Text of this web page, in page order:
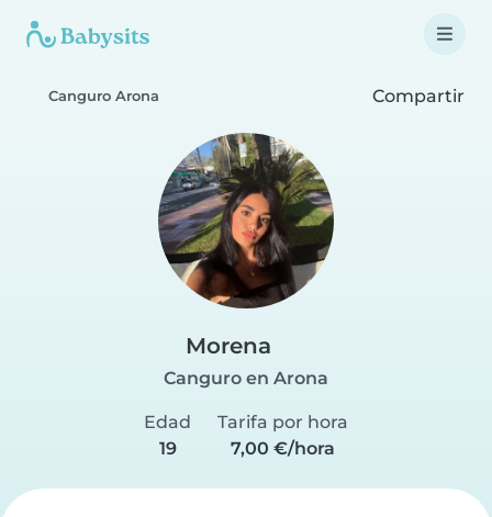
Canguro Arona Compartir
Morena
Canguro en Arona
Edad
19
Tarifa por hora
7,00 €/hora